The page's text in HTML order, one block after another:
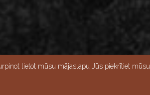
lietot mūsu mājaslapu Jūs piekrītiet mūsu